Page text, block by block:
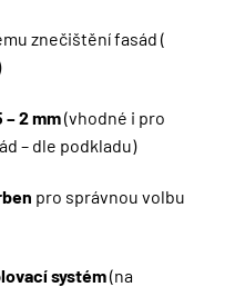
znečištění fasád (
2 mm(vhodné i pro
– dle podkladu)
pro správnou volbu
systém(na